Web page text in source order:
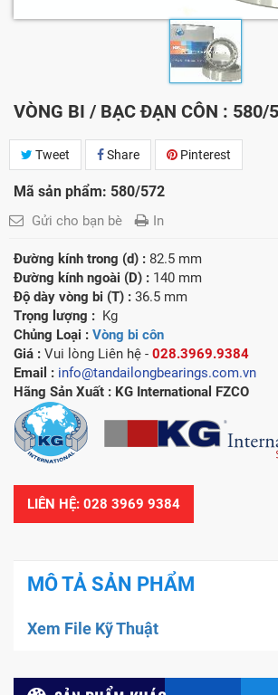
VÒNG BI / BẠC ĐẠN CÔN : 580/
Tweet Share Pinterest
Mã sản phẩm: 580/572
Gửi cho bạn bè In
Đường kính trong (d) : 82.5 mm
Đường kính ngoài (D) : 140 mm
Độ dày vòng bi (T) : 36.5 mm
Trọng lượng : Kg
Chủng Loại : Vòng bi côn
Giá : Vui lòng Liên hệ - 028.3969.9384
Email : info@tandailongbearings.com.vn
Hãng Sản Xuất : KG International FZCO
LIÊN HỆ: 028 3969 9384
MÔ TẢ SẢN PHẨM
Xem File Kỹ Thuật